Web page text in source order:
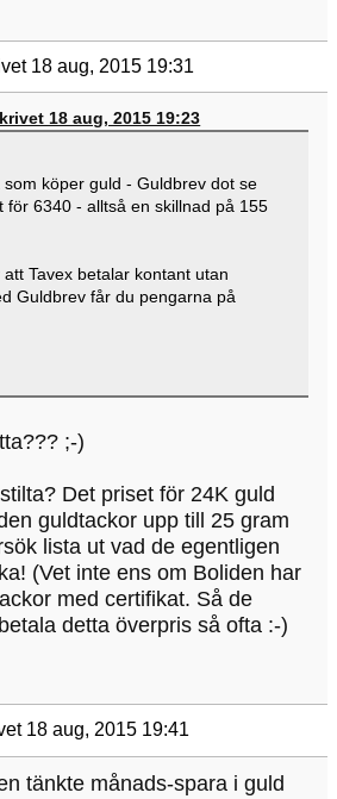
18 aug, 2015 19:31
18 aug, 2015 19:23
köper guld - Guldbrev dot se
för 6340 - alltså en skillnad på 155
Tavex betalar kontant utan
Guldbrev får du pengarna på
;-)
Det priset för 24K guld
guldtackor upp till 25 gram
lista ut vad de egentligen
(Vet inte ens om Boliden har
med certifikat. Så de
detta överpris så ofta :-)
18 aug, 2015 19:41
tänkte månads-spara i guld